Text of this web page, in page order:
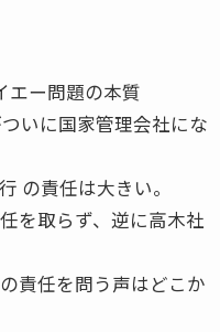
ー問題の本質
いに国家管理会社にな
の責任は大きい。
を取らず、逆に高木社
責任を問う声はどこか